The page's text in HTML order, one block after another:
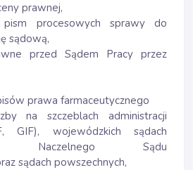
prawnej,
procesowych sprawy do
sądową,
przed Sądem Pracy przez
prawa farmaceutycznego
na szczeblach administracji
GIF), wojewódzkich sądach
Naczelnego Sądu
sądach powszechnych,